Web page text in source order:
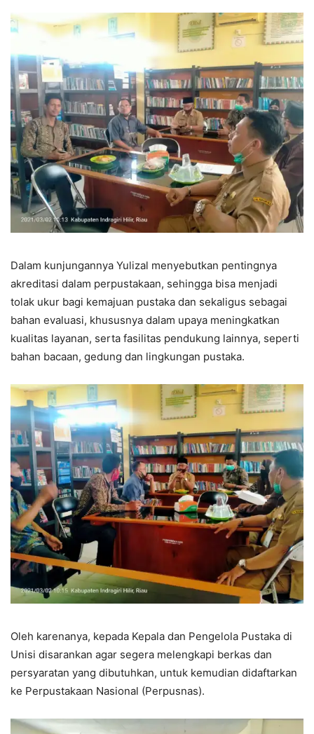
Dalam kunjungannya Yulizal menyebutkan pentingnya
akreditasi dalam perpustakaan, sehingga bisa menjadi
tolak ukur bagi kemajuan pustaka dan sekaligus sebagai
bahan evaluasi, khususnya dalam upaya meningkatkan
kualitas layanan, serta fasilitas pendukung lainnya, seperti
bahan bacaan, gedung dan lingkungan pustaka.
Oleh karenanya, kepada Kepala dan Pengelola Pustaka di
Unisi disarankan agar segera melengkapi berkas dan
persyaratan yang dibutuhkan, untuk kemudian didaftarkan
ke Perpustakaan Nasional (Perpusnas).